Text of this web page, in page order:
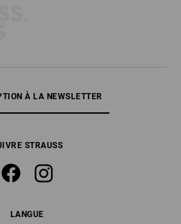
À LA NEWSLETTER
STRAUSS
LANGUE